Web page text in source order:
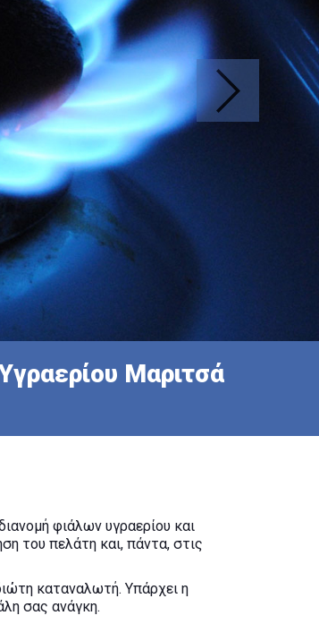
Μαριτσά
φιάλων υγραερίου και
του πελάτη και, πάντα, στις
καταναλωτή. Υπάρχει η
σας ανάγκη.